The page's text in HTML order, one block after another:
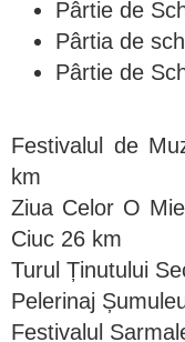
Pârtie de
Pârtia de
Pârtie de
Festivalul de
km
Ziua Celor O
Ciuc 26 km
Turul Ținutului
Pelerinaj
Festivalul